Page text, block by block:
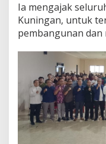
Ia mengajak
Kuningan, untuk
pembangunan dan